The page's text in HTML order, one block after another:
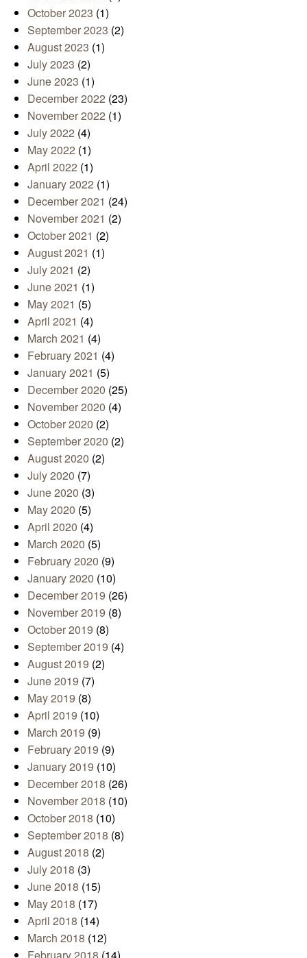
October 2023 (1)
September 2023 (2)
August 2023 (1)
July 2023 (2)
June 2023 (1)
December 2022 (23)
November 2022 (1)
July 2022 (4)
May 2022 (1)
April 2022 (1)
January 2022 (1)
December 2021 (24)
November 2021 (2)
October 2021 (2)
August 2021 (1)
July 2021 (2)
June 2021 (1)
May 2021 (5)
April 2021 (4)
March 2021 (4)
February 2021 (4)
January 2021 (5)
December 2020 (25)
November 2020 (4)
October 2020 (2)
September 2020 (2)
August 2020 (2)
July 2020 (7)
June 2020 (3)
May 2020 (5)
April 2020 (4)
March 2020 (5)
February 2020 (9)
January 2020 (10)
December 2019 (26)
November 2019 (8)
October 2019 (8)
September 2019 (4)
August 2019 (2)
June 2019 (7)
May 2019 (8)
April 2019 (10)
March 2019 (9)
February 2019 (9)
January 2019 (10)
December 2018 (26)
November 2018 (10)
October 2018 (10)
September 2018 (8)
August 2018 (2)
July 2018 (3)
June 2018 (15)
May 2018 (17)
April 2018 (14)
March 2018 (12)
February 2018 (14)